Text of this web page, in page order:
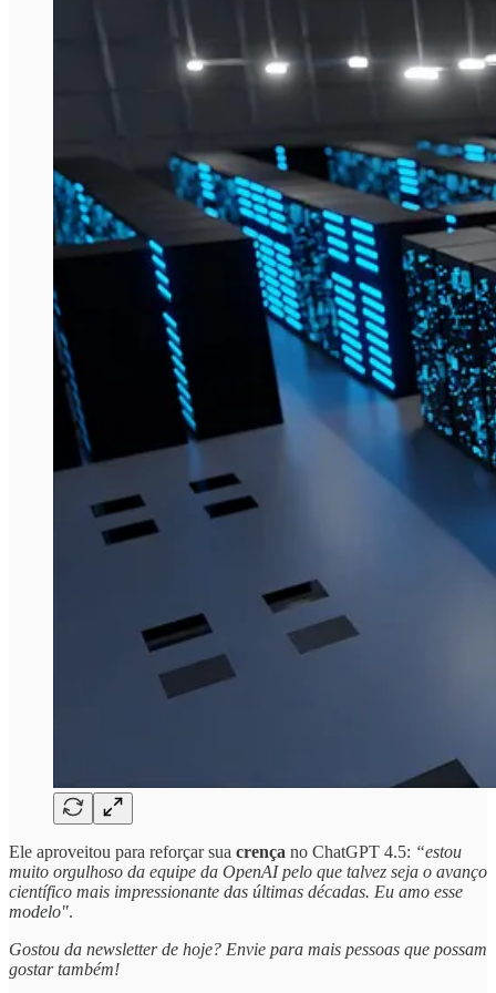
Ele aproveitou para reforçar sua crença no ChatGPT 4.5: “estou
muito orgulhoso da equipe da OpenAI pelo que talvez seja o avanço
científico mais impressionante das últimas décadas. Eu amo esse
modelo".
Gostou da newsletter de hoje? Envie para mais pessoas que possam
gostar também!